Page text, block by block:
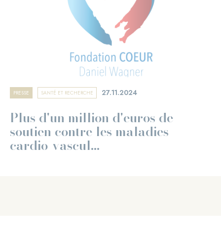
PRESSE SANTÉ ET RECHERCHE 27.11.2024
Plus d'un million d'euros de
soutien contre les maladies
cardio-vascul...